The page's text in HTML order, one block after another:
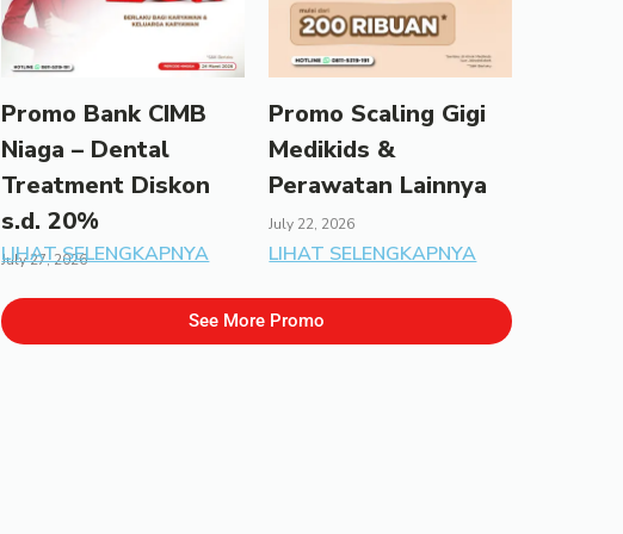
Promo Bank CIMB
Niaga – Dental
Treatment Diskon
s.d. 20%
July 27, 2026
LIHAT SELENGKAPNYA
Promo Scaling Gigi
Medikids &
Perawatan Lainnya
July 22, 2026
LIHAT SELENGKAPNYA
See More Promo